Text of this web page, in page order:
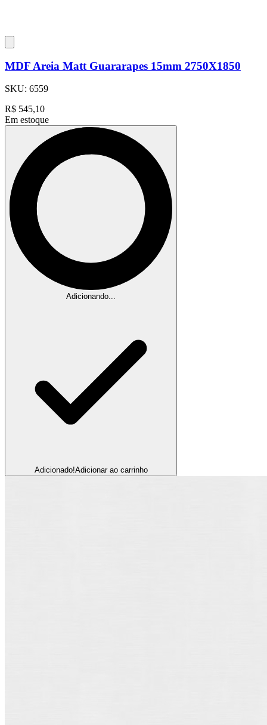
MDF Areia Matt Guararapes 15mm 2750X1850
SKU: 6559
R$ 545,10
Em estoque
Adicionando...
Adicionado!Adicionar ao carrinho